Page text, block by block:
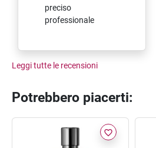
preciso
professionale
Leggi tutte le recensioni
Potrebbero piacerti:
favorite_border